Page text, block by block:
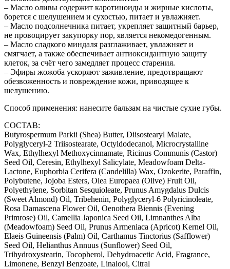
– Масло оливы содержит каротиноиды и жирные кислоты,
борется с шелушением и сухостью, питает и увлажняет.
– Масло подсолнечника питает, укрепляет защитный барьер,
не провоцирует закупорку пор, является некомедогенным.
– Масло сладкого миндаля разглаживает, увлажняет и
смягчает, а также обеспечивает антиоксидантную защиту
клеток, за счёт чего замедляет процесс старения.
– Эфиры жожоба ускоряют заживление, предотвращают
обезвоженность и повреждение кожи, приводящее к
шелушению.
Способ применения: нанесите бальзам на чистые сухие губы.
СОСТАВ:
Butyrospermum Parkii (Shea) Butter, Diisostearyl Malate,
Polyglyceryl-2 Triisostearate, Octyldodecanol, Microcrystalline
Wax, Ethylhexyl Methoxycinnamate, Ricinus Communis (Castor)
Seed Oil, Ceresin, Ethylhexyl Salicylate, Meadowfoam Delta-
Lactone, Euphorbia Cerifera (Candelilla) Wax, Ozokerite, Paraffin,
Polybutene, Jojoba Esters, Olea Europaea (Olive) Fruit Oil,
Polyethylene, Sorbitan Sesquioleate, Prunus Amygdalus Dulcis
(Sweet Almond) Oil, Tribehenin, Polyglyceryl-6 Polyricinoleate,
Rosa Damascena Flower Oil, Oenothera Biennis (Evening
Primrose) Oil, Camellia Japonica Seed Oil, Limnanthes Alba
(Meadowfoam) Seed Oil, Prunus Armeniaca (Apricot) Kernel Oil,
Elaeis Guineensis (Palm) Oil, Carthamus Tinctorius (Safflower)
Seed Oil, Helianthus Annuus (Sunflower) Seed Oil,
Trihydroxystearin, Tocopherol, Dehydroacetic Acid, Fragrance,
Limonene, Benzyl Benzoate, Linalool, Citral